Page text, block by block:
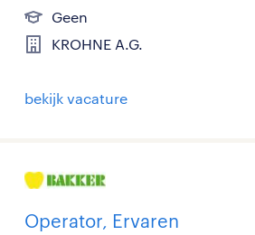
Geen
KROHNE A.G.
bekijk vacature
Operator, Ervaren